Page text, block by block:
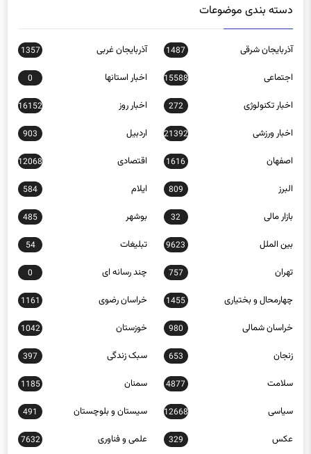
آذربایجان شرقی
اجتماعی 15588 اخبار استانها 0
اخبار تکنولوژی 272 اخبار روز 16152
اخبار ورزشی 21392 اردبیل 903
اصفهان 1616 اقتصادی 12068
البرز 809 ایلام 584
بازار مالی 32 بوشهر 485
بین الملل 9623 تبلیغات 54
تهران 757 چند رسانه ای 0
چهارمحال و بختیاری 1455 خراسان رضوی 1161
خراسان شمالی 980 خوزستان 1042
زنجان 653 سبک زندگی 397
سلامت 4877 سمنان 1185
سیاسی 12668 سیستان و بلوچستان 491
عکس 329 علمی و فناوری 7632
فارس 1244 فرهنگ و هنر 23277